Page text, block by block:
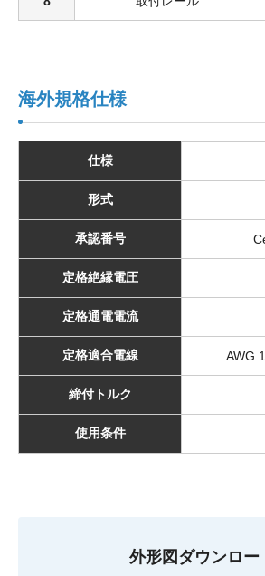
海外規格仕様
仕様
形式
承認番号
定格絶縁電圧
定格通電電流
定格適合電線
締付トルク
使用条件
外形図ダウンロー